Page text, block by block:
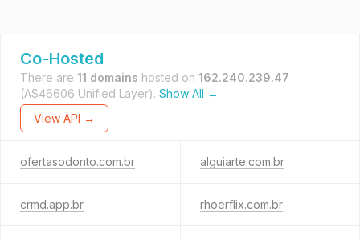
Co-Hosted
There are 11 domains hosted on 162.240.239.47
(AS46606 Unified Layer). Show All →
View API →
ofertasodonto.com.br alguiarte.com.br
crmd.app.br rhoerflix.com.br